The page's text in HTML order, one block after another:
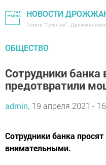
НОВОСТИ
Газета "Туган як" -
ОБЩЕСТВО
Сотрудники
предотвратили
admin, 19 апреля 2021 -
Сотрудники банка
внимательными.